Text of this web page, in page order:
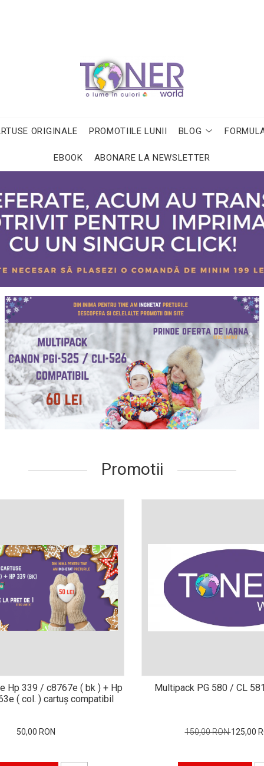
ORIGINALE PROMOTIILE LUNII BLOG
EBOOK ABONARE LA NEWSLETTER
Promotii
Hp 339 / c8767e ( bk ) + Hp
( col. ) cartuş compatibil
50,00 RON
Multipack PG 580 / CL
150,00 RON125,00